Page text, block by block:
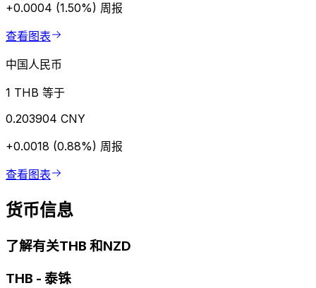
+0.0004 (1.50%) 周报
查看图表
中国人民币
1 THB 等于
0.203904 CNY
+0.0018 (0.88%) 周报
查看图表
货币信息
了解有关THB 和NZD
THB - 泰铢